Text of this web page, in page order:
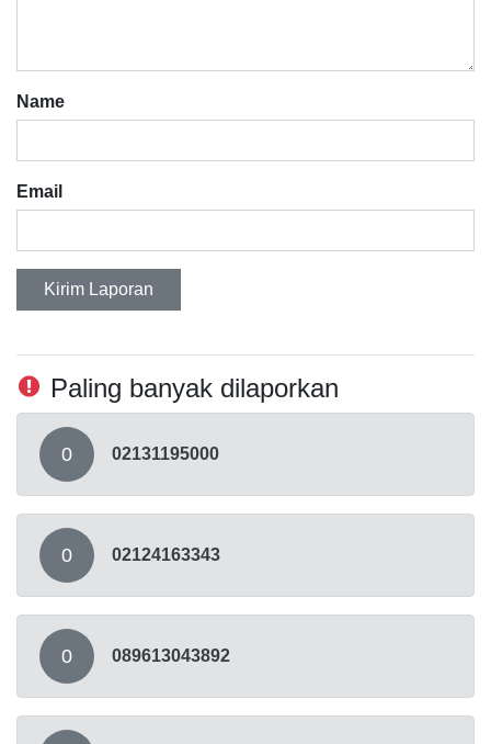
Name
Email
Kirim Laporan
Paling banyak dilaporkan
0 02131195000
0 02124163343
0 089613043892